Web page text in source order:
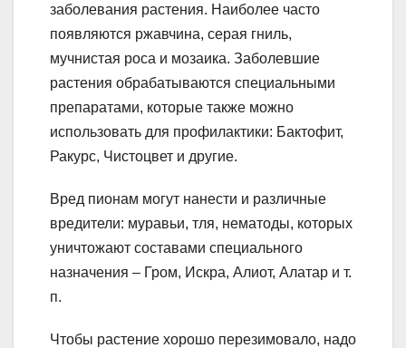
заболевания растения. Наиболее часто
появляются ржавчина, серая гниль,
мучнистая роса и мозаика. Заболевшие
растения обрабатываются специальными
препаратами, которые также можно
использовать для профилактики: Бактофит,
Ракурс, Чистоцвет и другие.
Вред пионам могут нанести и различные
вредители: муравьи, тля, нематоды, которых
уничтожают составами специального
назначения – Гром, Искра, Алиот, Алатар и т.
п.
Чтобы растение хорошо перезимовало, надо